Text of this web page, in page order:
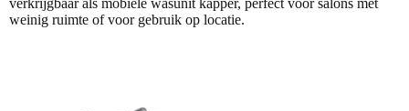
verkrijgbaar als mobiele wasunit kapper, perfect voor salons met
weinig ruimte of voor gebruik op locatie.